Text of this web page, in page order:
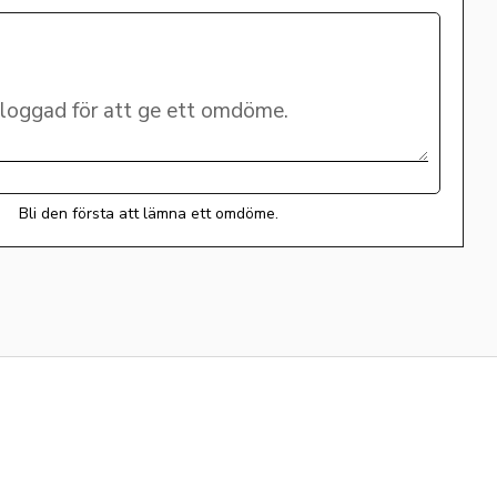
Bli den första att lämna ett omdöme.